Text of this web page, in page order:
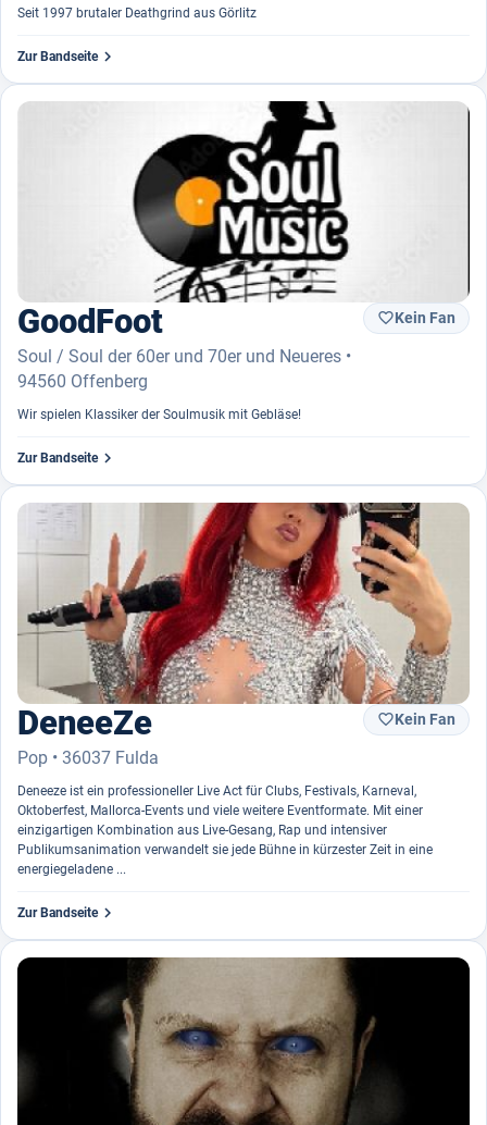
Seit 1997 brutaler Deathgrind aus Görlitz
Zur Bandseite
GoodFoot
Soul / Soul der 60er und 70er und Neueres •
94560 Offenberg
Kein Fan
Wir spielen Klassiker der Soulmusik mit Gebläse!
Zur Bandseite
DeneeZe
Pop • 36037 Fulda
Kein Fan
Deneeze ist ein professioneller Live Act für Clubs, Festivals, Karneval,
Oktoberfest, Mallorca-Events und viele weitere Eventformate. Mit einer
einzigartigen Kombination aus Live-Gesang, Rap und intensiver
Publikumsanimation verwandelt sie jede Bühne in kürzester Zeit in eine
energiegeladene ...
Zur Bandseite